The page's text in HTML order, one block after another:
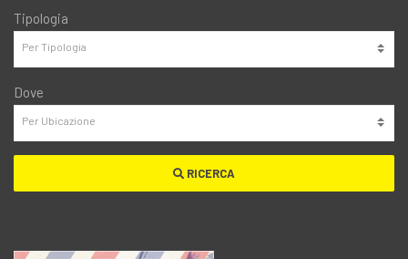
Tipologia
Dove
RICERCA